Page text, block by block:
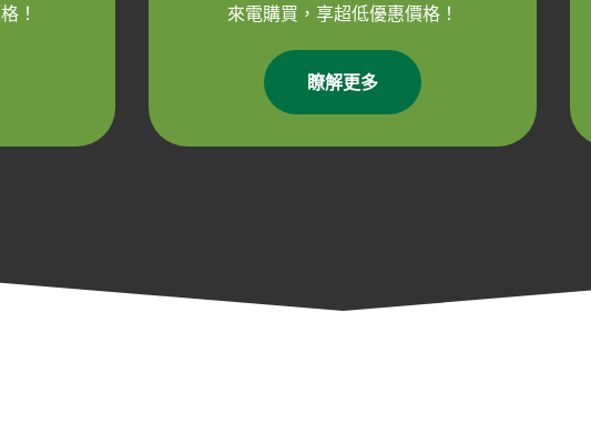
！ 來電購買，享超低優惠價格！
瞭解更多